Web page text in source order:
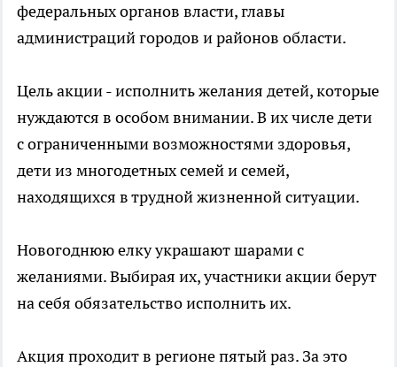
федеральных органов власти, главы
администраций городов и районов области.
Цель акции - исполнить желания детей, которые
нуждаются в особом внимании. В их числе дети
с ограниченными возможностями здоровья,
дети из многодетных семей и семей,
находящихся в трудной жизненной ситуации.
Новогоднюю елку украшают шарами с
желаниями. Выбирая их, участники акции берут
на себя обязательство исполнить их.
Акция проходит в регионе пятый раз. За это